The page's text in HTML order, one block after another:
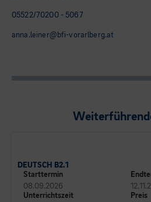
05522/70200 - 5067
anna.leiner@bfi-vorarlberg.at
DEUTSCH B2.1
Starttermin
08.09.2026
Unterrichtszeit
Preis